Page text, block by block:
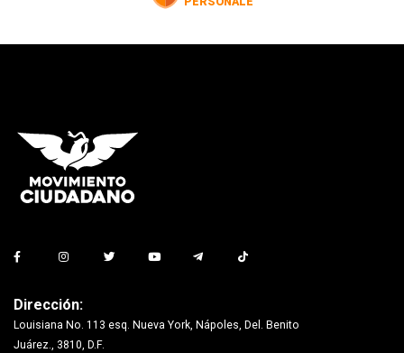
Dirección:
Louisiana No. 113 esq. Nueva York, Nápoles, Del. Benito
Juárez., 3810, D.F.